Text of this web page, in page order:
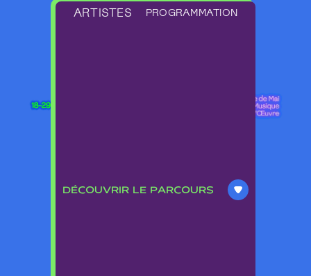
ARTISTES PROGRAMMATION
DÉCOUVRIR LE PARCOURS